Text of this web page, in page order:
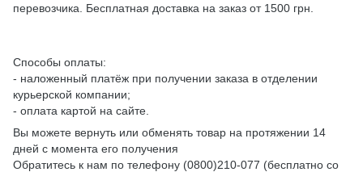
перевозчика. Бесплатная доставка на заказ от 1500 грн.
Способы оплаты:
- наложенный платёж при получении заказа в отделении
курьерской компании;
- оплата картой на сайте.
Вы можете вернуть или обменять товар на протяжении 14
дней с момента его получения
Обратитесь к нам по телефону (0800)210-077 (бесплатно со